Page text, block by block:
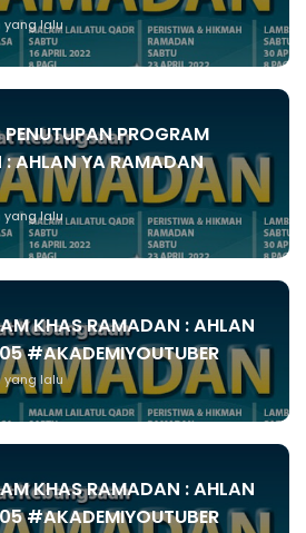
yang lalu
PROGRAM
AHLAN YA RAMADAN
yang lalu
KHAS RAMADAN : AHLAN
#AKADEMIYOUTUBER
yang lalu
KHAS RAMADAN : AHLAN
#AKADEMIYOUTUBER